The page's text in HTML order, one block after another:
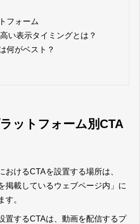
フォーム
い表示タイミングとは？
何がベスト？
ットフォーム別CTA
おけるCTAを設置する場所は、
掲載しているウェブページ内」に
す。
置するCTAは、動画を配信するプ